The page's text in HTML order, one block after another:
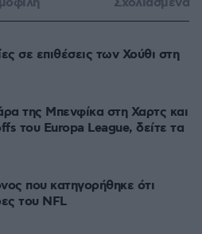
σε επιθέσεις των Χούθι στη
της Μπενφίκα στη Χαρτς και
του Europa League, δείτε τα
που κατηγορήθηκε ότι
του NFL